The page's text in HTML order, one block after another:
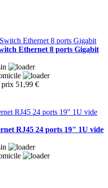
Ethernet 8 ports Gigabit
prix 51,99 €
RJ45 24 ports 19" 1U vide